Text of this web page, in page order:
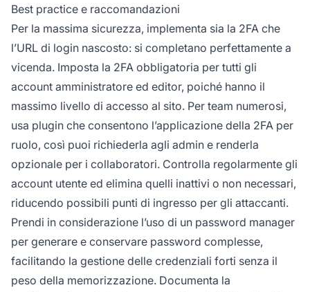
Best practice e raccomandazioni
Per la massima sicurezza, implementa sia la 2FA che
l’URL di login nascosto: si completano perfettamente a
vicenda. Imposta la 2FA obbligatoria per tutti gli
account amministratore ed editor, poiché hanno il
massimo livello di accesso al sito. Per team numerosi,
usa plugin che consentono l’applicazione della 2FA per
ruolo, così puoi richiederla agli admin e renderla
opzionale per i collaboratori. Controlla regolarmente gli
account utente ed elimina quelli inattivi o non necessari,
riducendo possibili punti di ingresso per gli attaccanti.
Prendi in considerazione l’uso di un password manager
per generare e conservare password complesse,
facilitando la gestione delle credenziali forti senza il
peso della memorizzazione. Documenta la